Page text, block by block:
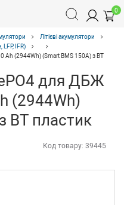
0
Літієві акумулятори
LFP, IFR)
Ah (2944Wh) (Smart BMS 150А) з BT
для ДБЖ
(2944Wh)
BT пластик
Код товару: 39445